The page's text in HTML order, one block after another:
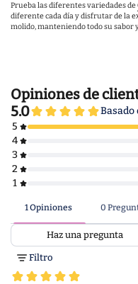
Prueba las diferentes variedades de
diferente cada día y disfrutar de la
molido, manteniendo todo su sabor